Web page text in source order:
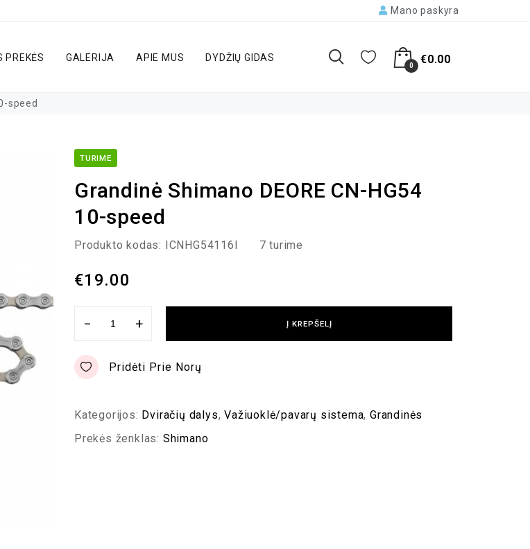
Mano paskyra
PREKĖS GALERIJA APIE MUS DYDŽIŲ GIDAS
0 €0.00
speed
TURIME
Grandinė Shimano DEORE CN-HG54
10-speed
Produkto kodas: ICNHG54116I 7 turime
€19.00
− + Į KREPŠELĮ
Pridėti Prie Norų
Kategorijos: Dviračių dalys,Važiuoklė/pavarų sistema,Grandinės
Prekės ženklas: Shimano